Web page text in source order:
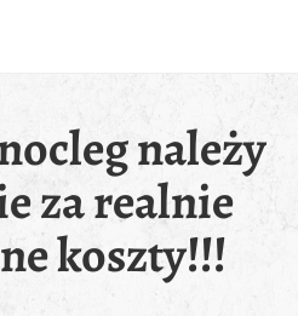
należy
za realnie
koszty!!!